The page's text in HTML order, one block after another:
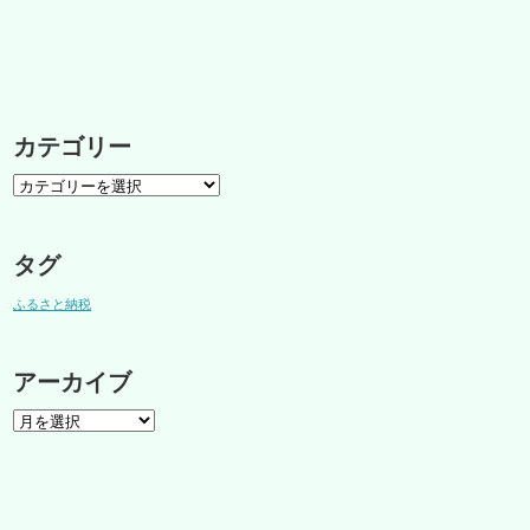
カテゴリー
タグ
ふるさと納税
アーカイブ